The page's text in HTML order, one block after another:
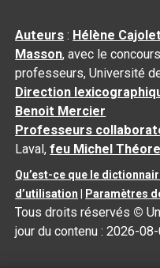
Auteurs : Hélène
Masson, avec le
professeurs, Université
Direction
Benoit Mercier
Professeurs
Laval,feu Michel
Qu’est-ce que le
d’utilisation
Paramètres
Tous droits réservés ©
jour du contenu :2026-